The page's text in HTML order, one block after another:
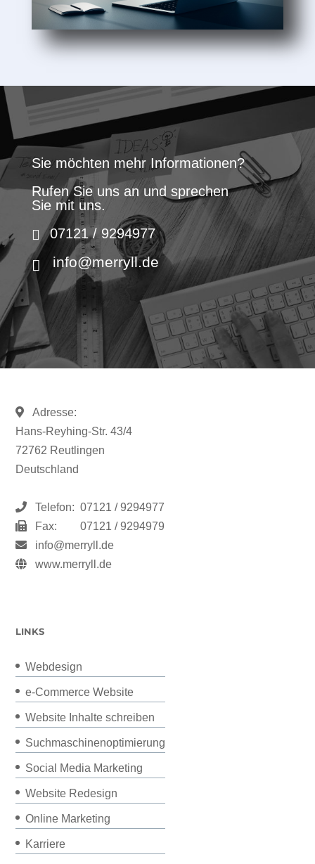
Sie möchten mehr Informationen?
Rufen Sie uns an und sprechen
Sie mit uns.
07121 / 9294977
info@merryll.de
Adresse:
Hans-Reyhing-Str. 43/4
72762 Reutlingen
Deutschland
Telefon: 07121 / 9294977
Fax:
07121 / 9294979
info@merryll.de
www.merryll.de
LINKS
Webdesign
e-Commerce Website
Website Inhalte schreiben
Suchmaschinenoptimierung
Social Media Marketing
Website Redesign
Online Marketing
Karriere